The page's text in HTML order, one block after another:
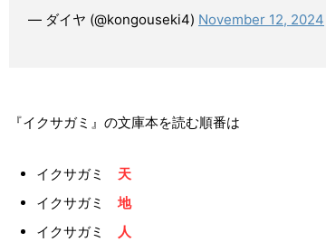
— ダイヤ (@kongouseki4) November 12, 2024
『イクサガミ』の文庫本を読む順番は
イクサガミ 天
イクサガミ 地
イクサガミ
人